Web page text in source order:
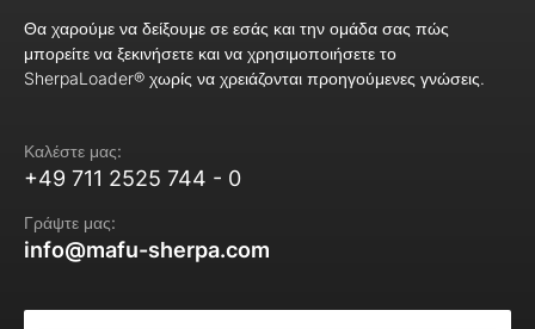
Θα χαρούμε να δείξουμε σε εσάς και την ομάδα σας πώς
μπορείτε να ξεκινήσετε και να χρησιμοποιήσετε το
SherpaLoader® χωρίς να χρειάζονται προηγούμενες γνώσεις.
Καλέστε μας:
+49 711 2525 744 - 0
Γράψτε μας:
info@mafu-sherpa.com